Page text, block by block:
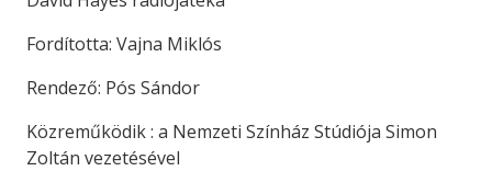
Fordította: Vajna Miklós
Rendező: Pós Sándor
Közreműködik : a Nemzeti Színház Stúdiója Simon
Zoltán vezetésével